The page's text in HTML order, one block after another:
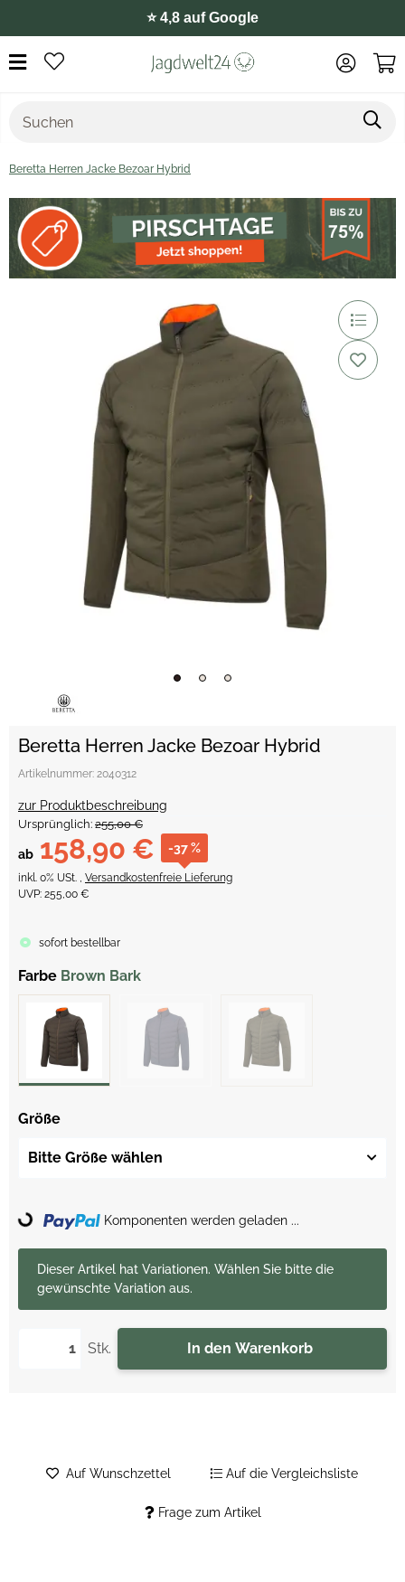
⭐️ 4,8 auf Google
Beretta Herren Jacke Bezoar Hybrid
Beretta Herren Jacke Bezoar Hybrid
Artikelnummer: 2040312
zur Produktbeschreibung
Ursprünglich: 255,00 €
ab 158,90 € -37 %
inkl. 0% USt. , Versandkostenfreie Lieferung
UVP: 255,00 €
sofort bestellbar
Farbe Brown Bark
Größe
Bitte Größe wählen
Stk. In den Warenkorb
xDieser Artikel hat Variationen. Wählen Sie bitte die
gewünschte Variation aus.
Loading... Komponenten werden geladen ...
Frage zum Artikel
Auf Wunschzettel Auf die Vergleichsliste